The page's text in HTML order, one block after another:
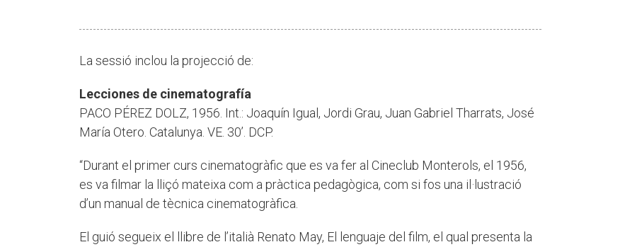
La sessió inclou la projecció de:
Lecciones de cinematografía
PACO PÉREZ DOLZ, 1956. Int.: Joaquín Igual, Jordi Grau, Juan Gabriel Tharrats, José
María Otero. Catalunya. VE. 30’. DCP.
“Durant el primer curs cinematogràfic que es va fer al Cineclub Monterols, el 1956,
es va filmar la lliçó mateixa com a pràctica pedagògica, com si fos una il·lustració
d’un manual de tècnica cinematogràfica.
El guió segueix el llibre de l’italià Renato May, El lenguaje del film, el qual presenta la